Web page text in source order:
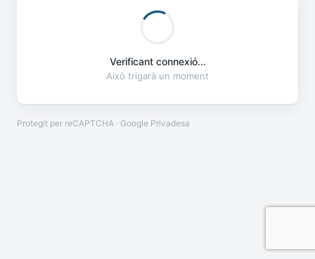
Verificant connexió...
Això trigarà un moment
Protegit per reCAPTCHA · Google Privadesa